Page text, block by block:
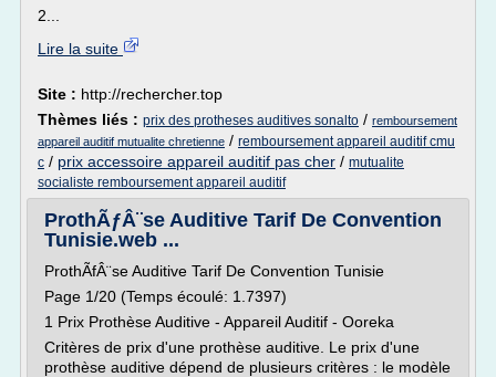
2...
Lire la suite
Site : http://rechercher.top
Thèmes liés : prix des protheses auditives sonalto / remboursement
appareil auditif mutualite chretienne / remboursement appareil auditif cmu
c / prix accessoire appareil auditif pas cher / mutualite
socialiste remboursement appareil auditif
ProthÃƒÂ¨se Auditive Tarif De Convention
Tunisie.web ...
ProthÃfÂ¨se Auditive Tarif De Convention Tunisie
Page 1/20 (Temps écoulé: 1.7397)
1 Prix Prothèse Auditive - Appareil Auditif - Ooreka
Critères de prix d'une prothèse auditive. Le prix d'une
prothèse auditive dépend de plusieurs critères : le modèle